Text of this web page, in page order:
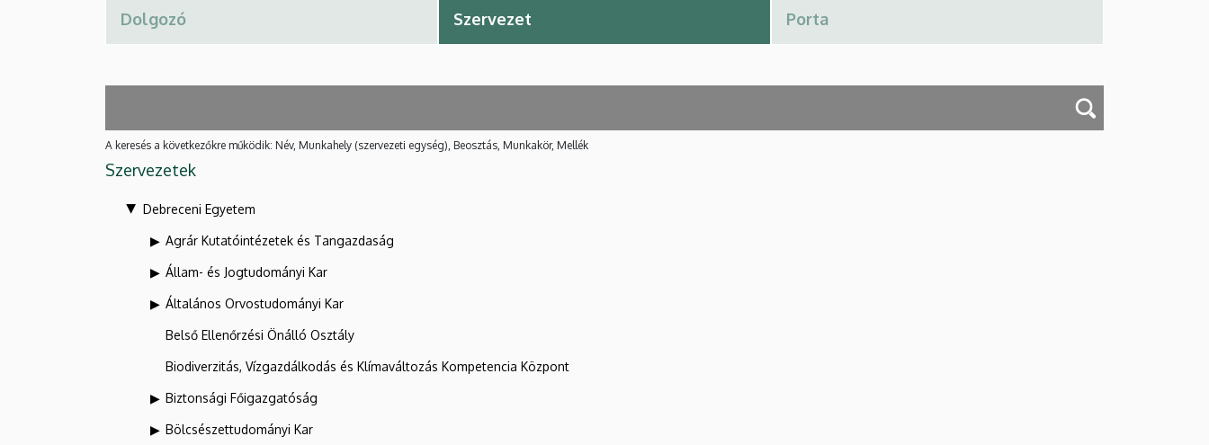
A keresés a következőkre működik: Név, Munkahely (szervezeti egység), Beosztás, Munkakör, Mellék
Szervezetek
Debreceni Egyetem
Agrár Kutatóintézetek és Tangazdaság
Állam- és Jogtudományi Kar
Általános Orvostudományi Kar
Belső Ellenőrzési Önálló Osztály
Biodiverzitás, Vízgazdálkodás és Klímaváltozás Kompetencia Központ
Biztonsági Főigazgatóság
Bölcsészettudományi Kar